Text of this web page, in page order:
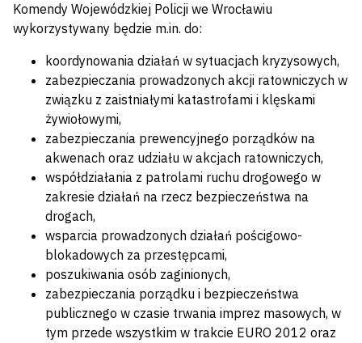
Komendy Wojewódzkiej Policji we Wrocławiu
wykorzystywany będzie m.in. do:
koordynowania działań w sytuacjach kryzysowych,
zabezpieczania prowadzonych akcji ratowniczych w
związku z zaistniałymi katastrofami i klęskami
żywiołowymi,
zabezpieczania prewencyjnego porządków na
akwenach oraz udziału w akcjach ratowniczych,
współdziałania z patrolami ruchu drogowego w
zakresie działań na rzecz bezpieczeństwa na
drogach,
wsparcia prowadzonych działań pościgowo-
blokadowych za przestępcami,
poszukiwania osób zaginionych,
zabezpieczania porządku i bezpieczeństwa
publicznego w czasie trwania imprez masowych, w
tym przede wszystkim w trakcie EURO 2012 oraz